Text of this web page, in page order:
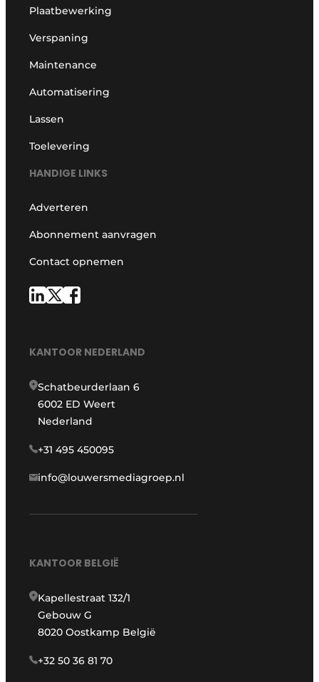
Plaatbewerking
Verspaning
Maintenance
Automatisering
Lassen
Toelevering
HANDIGE LINKS
Adverteren
Abonnement aanvragen
Contact opnemen
KANTOOR NEDERLAND
Schatbeurderlaan 6
6002 ED Weert
Nederland
+31 495 450095
info@louwersmediagroep.nl
KANTOOR BELGIË
Kapellestraat 132/1
Gebouw G
8020 Oostkamp België
+32 50 36 81 70